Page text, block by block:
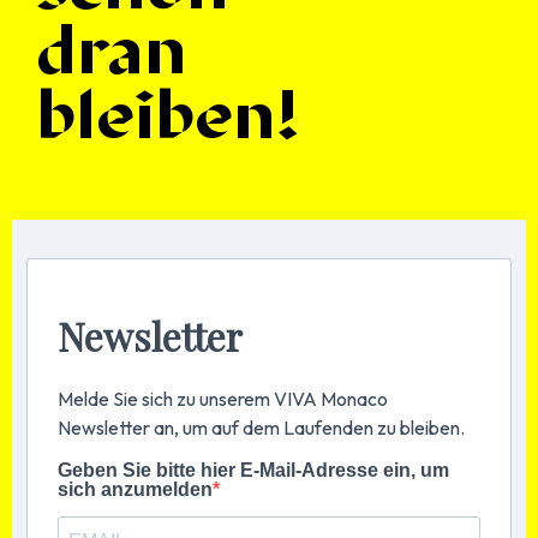
:Brands to
watch:
:Stores to
watch:
:Beauty:
dran
bleiben!
Newsletter
Melde Sie sich zu unserem VIVA Monaco
Newsletter an, um auf dem Laufenden zu bleiben.
Geben Sie bitte hier E-Mail-Adresse ein, um
sich anzumelden